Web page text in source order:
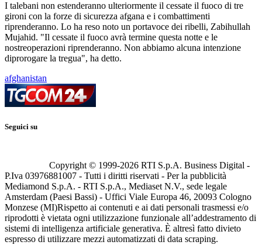
I talebani non estenderanno ulteriormente il cessate il fuoco di tre
gironi con la forze di sicurezza afgana e i combattimenti
riprenderanno. Lo ha reso noto un portavoce dei ribelli, Zabihullah
Mujahid. "Il cessate il fuoco avrà termine questa notte e le
nostreoperazioni riprenderanno. Non abbiamo alcuna intenzione
diprorogare la tregua", ha detto.
afghanistan
Seguici su
Copyright © 1999-2026 RTI S.p.A. Business Digital -
P.Iva 03976881007 - Tutti i diritti riservati - Per la pubblicità
Mediamond S.p.A. - RTI S.p.A., Mediaset N.V., sede legale
Amsterdam (Paesi Bassi) - Uffici Viale Europa 46, 20093 Cologno
Monzese (MI)Rispetto ai contenuti e ai dati personali trasmessi e/o
riprodotti è vietata ogni utilizzazione funzionale all’addestramento di
sistemi di intelligenza artificiale generativa. È altresì fatto divieto
espresso di utilizzare mezzi automatizzati di data scraping.